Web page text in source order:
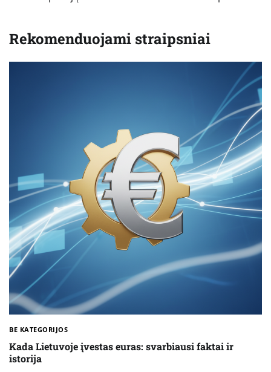
Rekomenduojami straipsniai
BE KATEGORIJOS
Kada Lietuvoje įvestas euras: svarbiausi faktai ir
istorija